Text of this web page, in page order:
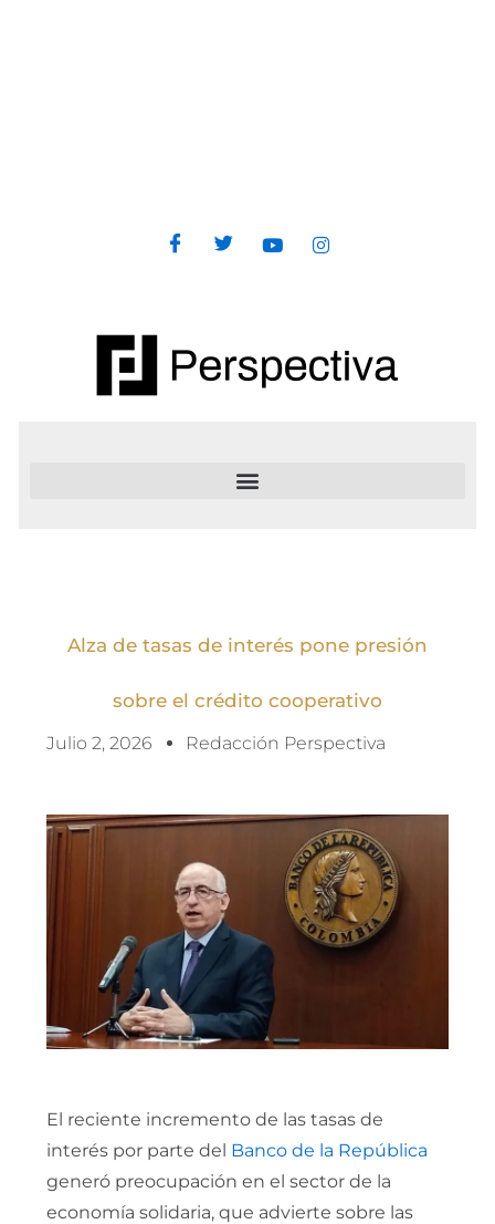
Alza de tasas de interés pone presión
sobre el crédito cooperativo
Julio 2, 2026 Redacción Perspectiva
El reciente incremento de las tasas de
interés por parte del Banco de la República
generó preocupación en el sector de la
economía solidaria, que advierte sobre las